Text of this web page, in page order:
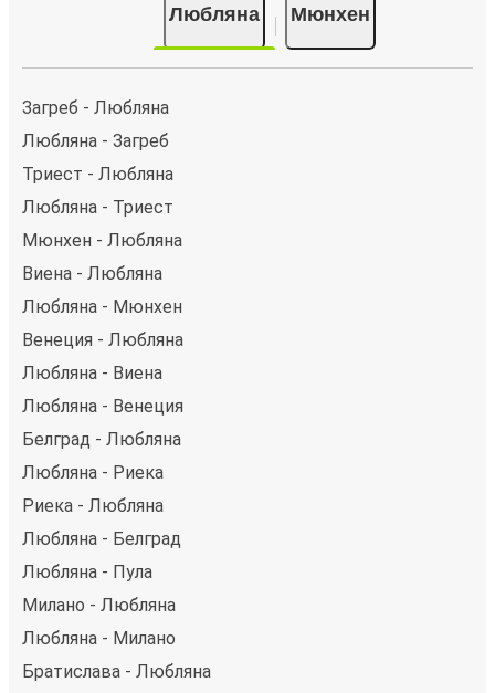
Любляна Мюнхен
Загреб - Любляна
Любляна - Загреб
Триест - Любляна
Любляна - Триест
Мюнхен - Любляна
Виена - Любляна
Любляна - Мюнхен
Венеция - Любляна
Любляна - Виена
Любляна - Венеция
Белград - Любляна
Любляна - Риека
Риека - Любляна
Любляна - Белград
Любляна - Пула
Милано - Любляна
Любляна - Милано
Братислава - Любляна